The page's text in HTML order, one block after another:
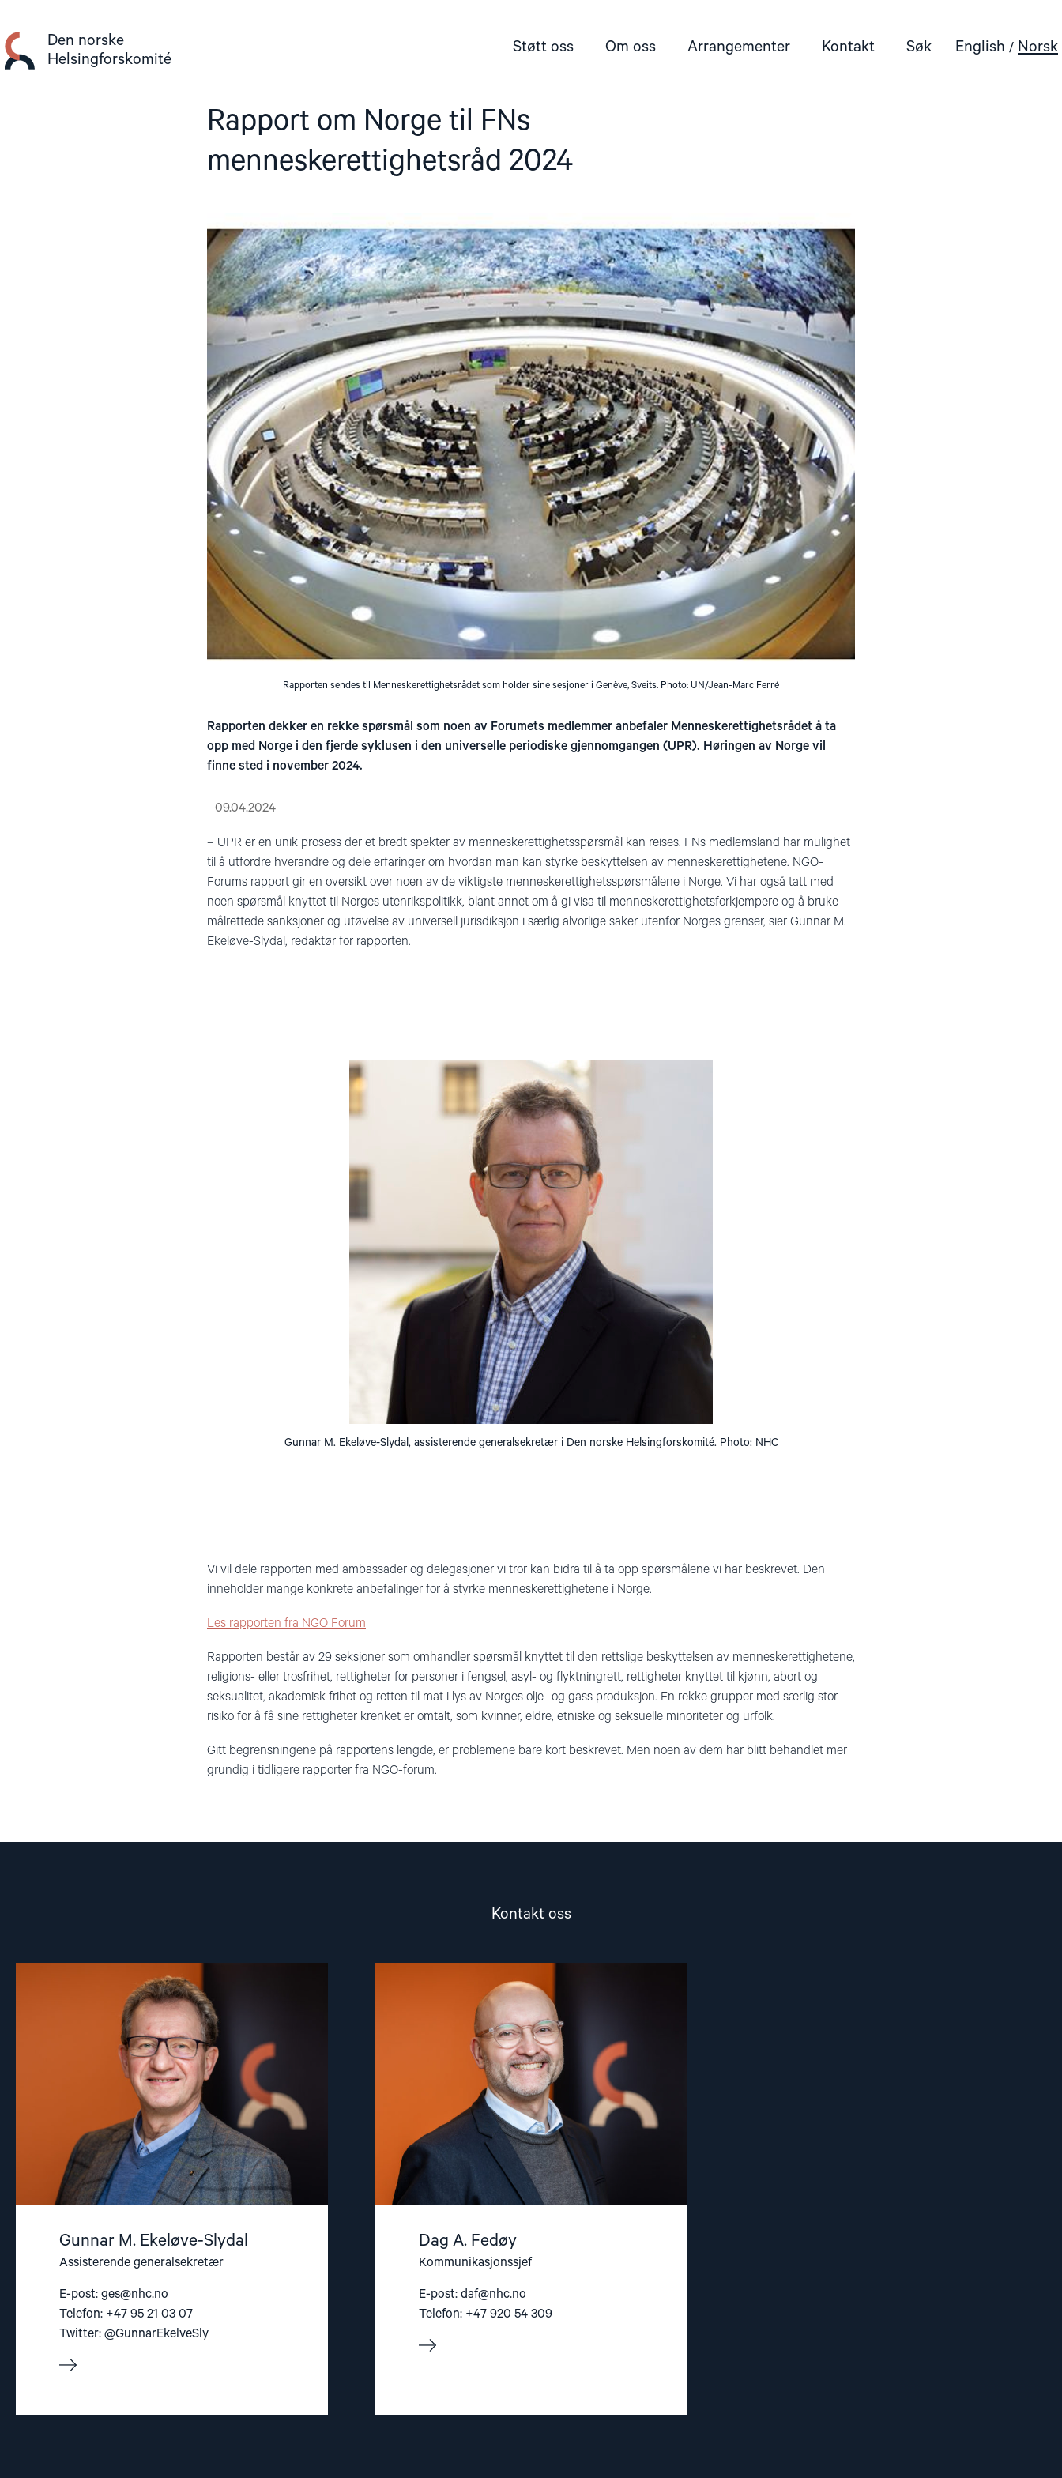
innhold
Den norske
Helsingforskomité
Støtt oss Om oss Arrangementer Kontakt Søk English Norsk
Rapport om Norge til FNs
menneskerettighetsråd 2024
Rapporten sendes til Menneskerettighetsrådet som holder sine sesjoner i Genève, Sveits. Photo: UN/Jean-Marc Ferré
Rapporten dekker en rekke spørsmål som noen av Forumets medlemmer anbefaler Menneskerettighetsrådet å ta
opp med Norge i den fjerde syklusen i den universelle periodiske gjennomgangen (UPR). Høringen av Norge vil
finne sted i november 2024.
09.04.2024
– UPR er en unik prosess der et bredt spekter av menneskerettighetsspørsmål kan reises. FNs medlemsland har mulighet
til å utfordre hverandre og dele erfaringer om hvordan man kan styrke beskyttelsen av menneskerettighetene. NGO-
Forums rapport gir en oversikt over noen av de viktigste menneskerettighetsspørsmålene i Norge. Vi har også tatt med
noen spørsmål knyttet til Norges utenrikspolitikk, blant annet om å gi visa til menneskerettighetsforkjempere og å bruke
målrettede sanksjoner og utøvelse av universell jurisdiksjon i særlig alvorlige saker utenfor Norges grenser, sier Gunnar M.
Ekeløve-Slydal, redaktør for rapporten.
Gunnar M. Ekeløve-Slydal, assisterende generalsekretær i Den norske Helsingforskomité. Photo: NHC
Vi vil dele rapporten med ambassader og delegasjoner vi tror kan bidra til å ta opp spørsmålene vi har beskrevet. Den
inneholder mange konkrete anbefalinger for å styrke menneskerettighetene i Norge.
Les rapporten fra NGO Forum
Rapporten består av 29 seksjoner som omhandler spørsmål knyttet til den rettslige beskyttelsen av menneskerettighetene,
religions- eller trosfrihet, rettigheter for personer i fengsel, asyl- og flyktningrett, rettigheter knyttet til kjønn, abort og
seksualitet, akademisk frihet og retten til mat i lys av Norges olje- og gass produksjon. En rekke grupper med særlig stor
risiko for å få sine rettigheter krenket er omtalt, som kvinner, eldre, etniske og seksuelle minoriteter og urfolk.
Gitt begrensningene på rapportens lengde, er problemene bare kort beskrevet. Men noen av dem har blitt behandlet mer
grundig i tidligere rapporter fra NGO-forum.
Kontakt oss
Gunnar M. Ekeløve-Slydal
Assisterende generalsekretær
E-post: ges@nhc.no
Telefon: +47 95 21 03 07
Twitter: @GunnarEkelveSly
article
"Gunnar
M.
Ekeløve-
Slydal"
Dag A. Fedøy
Kommunikasjonssjef
E-post: daf@nhc.no
Telefon: +47 920 54 309
article
"Dag
Fedøy"